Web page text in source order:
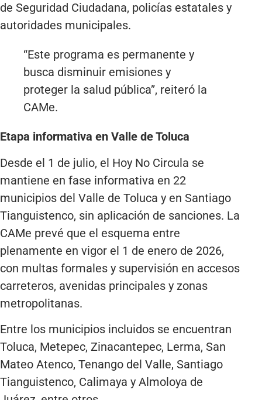
de Seguridad Ciudadana, policías estatales y
autoridades municipales.
“Este programa es permanente y
busca disminuir emisiones y
proteger la salud pública”, reiteró la
CAMe.
Etapa informativa en Valle de Toluca
Desde el 1 de julio, el Hoy No Circula se
mantiene en fase informativa en 22
municipios del Valle de Toluca y en Santiago
Tianguistenco, sin aplicación de sanciones. La
CAMe prevé que el esquema entre
plenamente en vigor el 1 de enero de 2026,
con multas formales y supervisión en accesos
carreteros, avenidas principales y zonas
metropolitanas.
Entre los municipios incluidos se encuentran
Toluca, Metepec, Zinacantepec, Lerma, San
Mateo Atenco, Tenango del Valle, Santiago
Tianguistenco, Calimaya y Almoloya de